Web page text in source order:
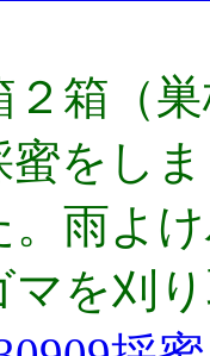
２箱（
をし
。雨よ
マを刈